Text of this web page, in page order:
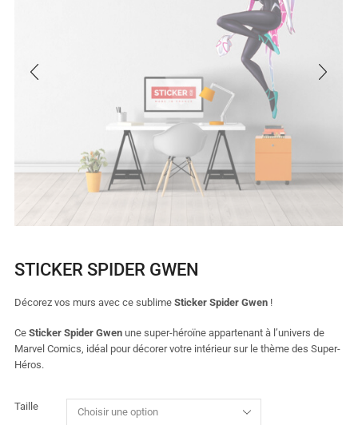
STICKER SPIDER GWEN
Décorez vos murs avec ce sublime Sticker Spider Gwen !
Ce Sticker Spider Gwen une super-héroïne appartenant à l’univers de
Marvel Comics, idéal pour décorer votre intérieur sur le thème des Super-
Héros.
Taille